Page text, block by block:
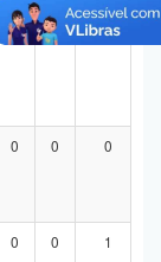
0 0 1
0 0 0
0 0 1